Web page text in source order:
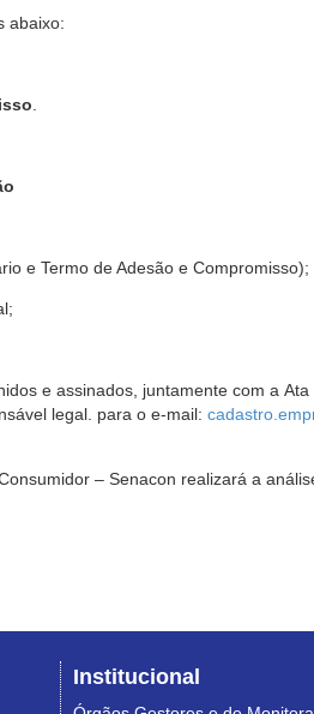
abaixo:
e Termo de Adesão e Compromisso);
e assinados, juntamente com a
legal. para o e-mail:
– Senacon realizará a
Institucional